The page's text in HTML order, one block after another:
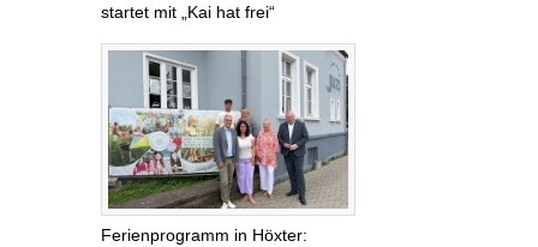
startet mit „Kai hat frei“
Ferienprogramm in Höxter: